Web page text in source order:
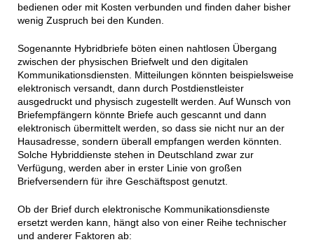
bedienen oder mit Kosten verbunden und finden daher bisher
wenig Zuspruch bei den Kunden.
Sogenannte Hybridbriefe böten einen nahtlosen Übergang
zwischen der physischen Briefwelt und den digitalen
Kommunikationsdiensten. Mitteilungen könnten beispielsweise
elektronisch versandt, dann durch Postdienstleister
ausgedruckt und physisch zugestellt werden. Auf Wunsch von
Briefempfängern könnte Briefe auch gescannt und dann
elektronisch übermittelt werden, so dass sie nicht nur an der
Hausadresse, sondern überall empfangen werden könnten.
Solche Hybriddienste stehen in Deutschland zwar zur
Verfügung, werden aber in erster Linie von großen
Briefversendern für ihre Geschäftspost genutzt.
Ob der Brief durch elektronische Kommunikationsdienste
ersetzt werden kann, hängt also von einer Reihe technischer
und anderer Faktoren ab: